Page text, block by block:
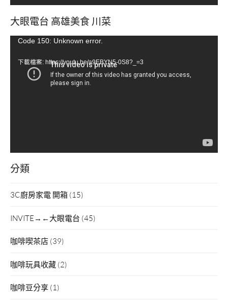
大眼電台 高雄美食 川菜
視Code 150: Unknown error.
下載檔案: https://youtu.be/a9EBYN5-0S8?_=3
分類
3C廚房家電 開箱 (15)
INVITE→←大眼電台 (45)
咖啡喫茶店 (39)
咖啡玩具收藏 (2)
咖啡豆分享 (1)